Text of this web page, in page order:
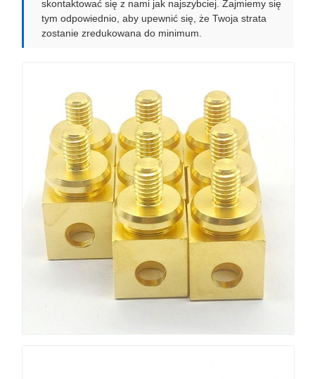
skontaktować się z nami jak najszybciej. Zajmiemy się
tym odpowiednio, aby upewnić się, że Twoja strata
zostanie zredukowana do minimum.